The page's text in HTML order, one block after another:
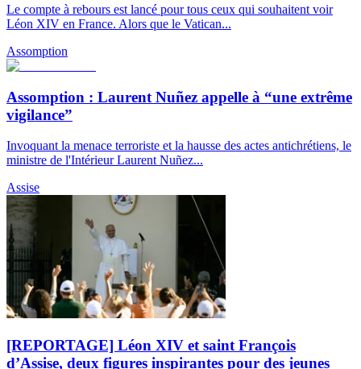
Le compte à rebours est lancé pour tous ceux qui souhaitent voir
Léon XIV en France. Alors que le Vatican...
Assomption
Assomption : Laurent Nuñez appelle à “une extrême
vigilance”
Invoquant la menace terroriste et la hausse des actes antichrétiens, le
ministre de l'Intérieur Laurent Nuñez...
Assise
[REPORTAGE] Léon XIV et saint François
d’Assise, deux figures inspirantes pour des jeunes